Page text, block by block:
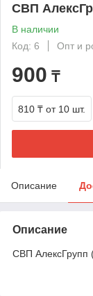
CВП
В наличии
Код: 6
Опт и
900 ₸
810 ₸ от 10 шт.
Описание
Описание
CВП АлексГрупп